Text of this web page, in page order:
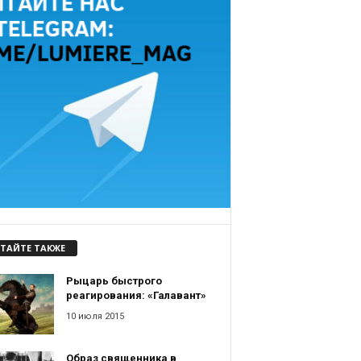
ТАКЖЕ
Рыцарь быстрого
реагирования: «Галавант»
10 июля 2015
Образ священника в